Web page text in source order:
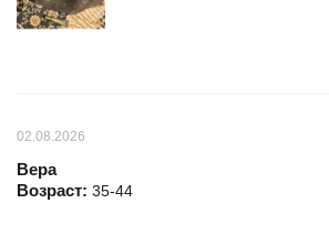
02.08.2026
Вера
Возраст: 35-44